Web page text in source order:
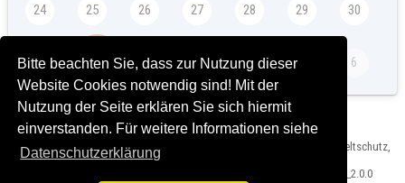
Bitte beachten Sie, dass zur Nutzung dieser
Website Cookies notwendig sind! Mit der
Nutzung der Seite erklären Sie sich hiermit
einverstanden. Für weitere Informationen siehe
Datenschutzerklärung
24 25 26 27 28 29 30
31 1 2 3 4 6
Herausgeber: Landeshauptstadt München, Referat für Klima- und Umweltschutz,
Impressum und Rechtshinweise
Version: Veranstaltungskalender Bauzentrum München T2024-03-15_2.0.0